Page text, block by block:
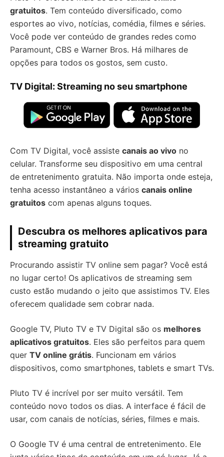
gratuitos. Tem conteúdo diversificado, como
esportes ao vivo, notícias, comédia, filmes e séries.
Você pode ver conteúdo de grandes redes como
Paramount, CBS e Warner Bros. Há milhares de
opções para todos os gostos, sem custo.
TV Digital: Streaming no seu smartphone
Com TV Digital, você assiste canais ao vivo no
celular. Transforme seu dispositivo em uma central
de entretenimento gratuita. Não importa onde esteja,
tenha acesso instantâneo a vários canais online
gratuitos com apenas alguns toques.
Descubra os melhores aplicativos para
streaming gratuito
Procurando assistir TV online sem pagar? Você está
no lugar certo! Os aplicativos de streaming sem
custo estão mudando o jeito que assistimos TV. Eles
oferecem qualidade sem cobrar nada.
Google TV, Pluto TV e TV Digital são os melhores
aplicativos gratuitos. Eles são perfeitos para quem
quer TV online grátis. Funcionam em vários
dispositivos, como smartphones, tablets e smart TVs.
Pluto TV é incrível por ser muito versátil. Tem
conteúdo novo todos os dias. A interface é fácil de
usar, com canais de notícias, séries, filmes e mais.
O Google TV é uma central de entretenimento. Ele